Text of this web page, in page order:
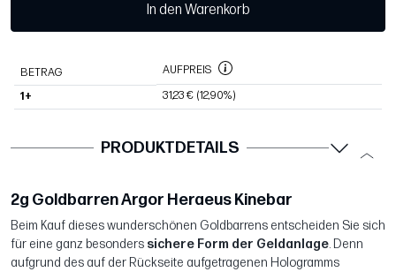
In den Warenkorb
BETRAG AUFPREIS
1+ 31,23 € (12,90%)
PRODUKTDETAILS
2g Goldbarren Argor Heraeus Kinebar
Beim Kauf dieses wunderschönen Goldbarrens entscheiden Sie sich
für eine ganz besonders sichere Form der Geldanlage. Denn
aufgrund des auf der Rückseite aufgetragenen Hologramms